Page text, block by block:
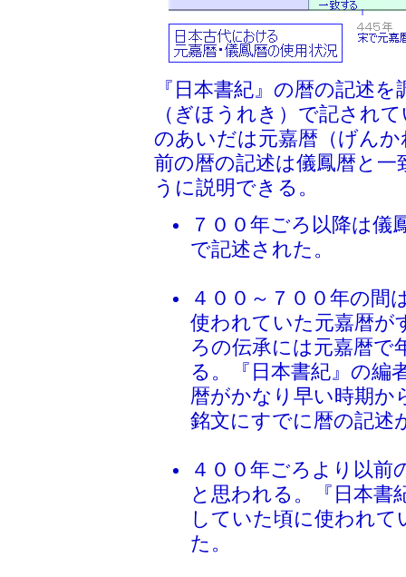
『日本書紀』の暦の記述
（ぎほうれき）で記され
のあいだは元嘉暦（げん
前の暦の記述は儀鳳暦と
うに説明できる。
７００年ごろ以降は儀
で記述された。
４００～７００年の間
使われていた元嘉暦が
ろの伝承には元嘉暦で
る。『日本書紀』の編
暦がかなり早い時期か
銘文にすでに暦の記述
４００年ごろより以前
と思われる。『日本書
していた頃に使われて
た。